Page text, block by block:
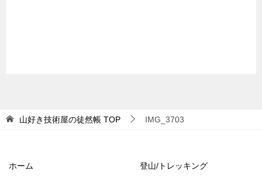
山好き技術屋の徒然帳 TOP IMG_3703
ホーム 登山/トレッキング